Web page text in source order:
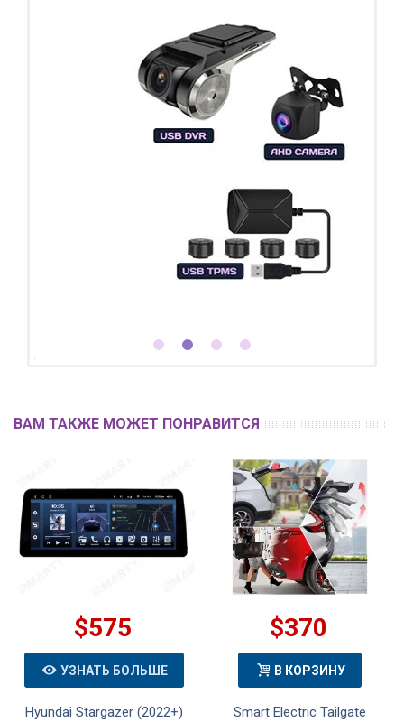
ВАМ ТАКЖЕ МОЖЕТ ПОНРАВИТСЯ
$575
УЗНАТЬ БОЛЬШЕ
Hyundai Stargazer (2022+)
$370
В КОРЗИНУ
Smart Electric Tailgate